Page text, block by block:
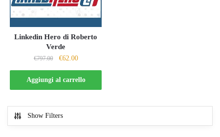
Linkedin Hero di Roberto
Verde
€797.00
Il
prezzo
originale
era:
€62.00Il
prezzo
attuale
è:
Aggiungi al carrello
Show Filters